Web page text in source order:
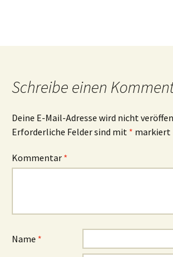
o
r
Schreibe einen
Deine E-Mail-Adresse wird nicht
Erforderliche Felder sind mit * markiert
Kommentar *
Name *